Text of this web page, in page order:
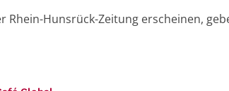
Hunsrück-Zeitung erscheinen,